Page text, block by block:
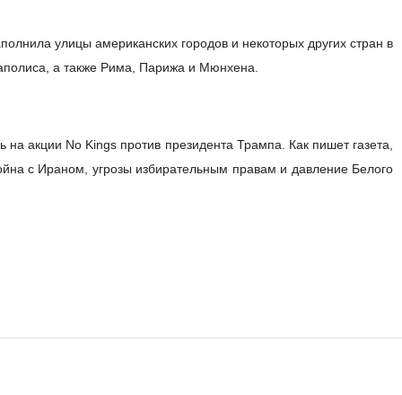
улицы американских городов и некоторых других стран в
а также Рима, Парижа и Мюнхена.
акции No Kings против президента Трампа. Как пишет газета,
с Ираном, угрозы избирательным правам и давление Белого